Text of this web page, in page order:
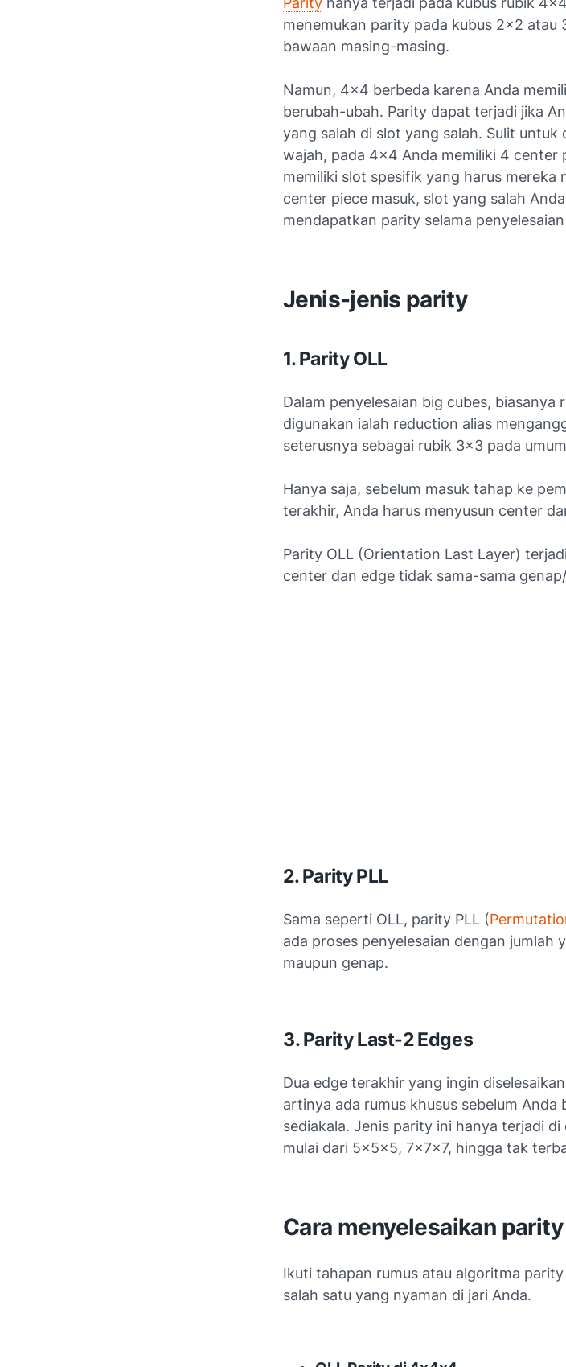
menemukan parity pada kubus 2x2 atau
bawaan masing-masing.
Namun, 4x4 berbeda karena Anda
berubah-ubah. Parity dapat terjadi jika
yang salah di slot yang salah. Sulit untuk
wajah, pada 4x4 Anda memiliki 4 center
memiliki slot spesifik yang harus mereka
center piece masuk, slot yang salah
mendapatkan parity selama
Jenis-jenis parity
1. Parity OLL
Dalam penyelesaian big cubes, biasanya
digunakan ialah reduction alias
seterusnya sebagai rubik 3x3 pada
Hanya saja, sebelum masuk tahap ke
terakhir, Anda harus menyusun center
Parity OLL (Orientation Last Layer)
center dan edge tidak sama-sama
2. Parity PLL
Sama seperti OLL, parity PLL (
ada proses penyelesaian dengan jumlah
maupun genap.
3. Parity Last-2 Edges
Dua edge terakhir yang ingin
artinya ada rumus khusus sebelum Anda
sediakala. Jenis parity ini hanya terjadi di
mulai dari 5x5x5, 7x7x7, hingga tak
Cara menyelesaikan
Ikuti tahapan rumus atau algoritma parity
salah satu yang nyaman di jari Anda.